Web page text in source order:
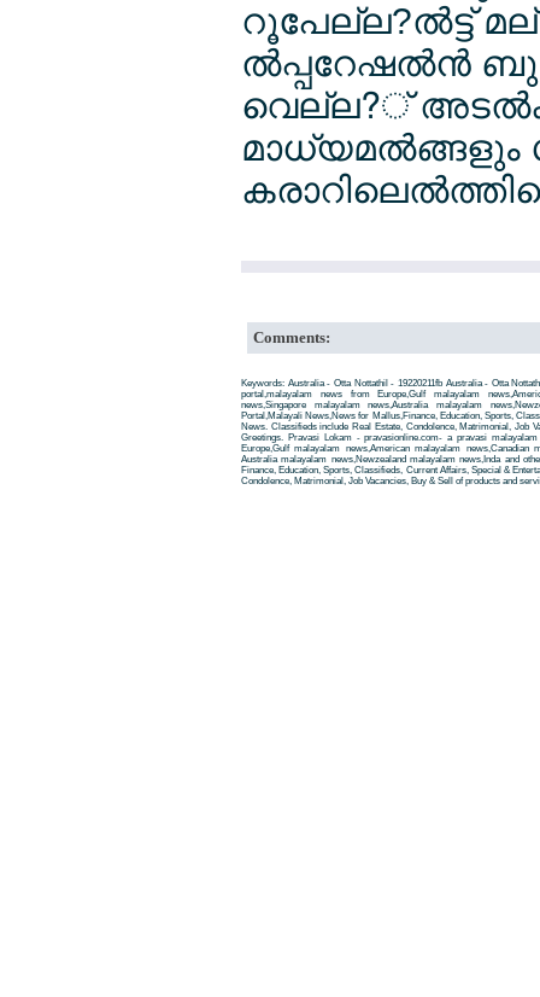
റൂപേല്ല?ല്‍ട്ട്
ല്‍പ്പറേഷല്‍ന്‍
വെല്ല?്
മാധ്യമല്‍ങ്ങളും
Comments:
Keywords: Australia - Otta Nottathil - 19220211fb Australia - Otta
portal,malayalam news from Europe,Gulf malayalam
news,Singapore malayalam news,Australia malayalam
Portal,Malayali News,News for Mallus,Finance, Education, Sports,
News. Classifieds include Real Estate, Condolence, Matrimonial, Job
Greetings. Pravasi Lokam - pravasionline.com- a pravasi
Europe,Gulf malayalam news,American malayalam news,Canadian
Australia malayalam news,Newzealand malayalam news,Inda and
Finance, Education, Sports, Classifieds, Current Affairs, Special &
Condolence, Matrimonial, Job Vacancies, Buy & Sell of products and